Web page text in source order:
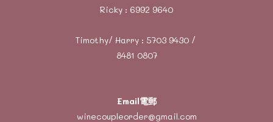
Ricky : 6992 9640
Timothy/ Harry : 5703 9430/
8481 0807
Email電郵
winecoupleorder@gmail.com